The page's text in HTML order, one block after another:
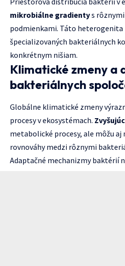
mikrobiálne gradientys
podmienkami. Táto heterogenita
špecializovaných bakteriálnych
konkrétnym nišiam.
Klimatické zmeny a
bakteriálnych
Globálne klimatické zmeny
procesy v ekosystémach.
metabolické procesy, ale môžu aj
rovnováhy medzi rôznymi
Adaptačné mechanizmy baktérií